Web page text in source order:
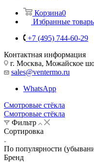
Корзина0
Избранные
+7 (495) 744-60-29
Контактная информация
г. Москва, Можайское
sales@ventermo.ru
WhatsApp
Смотровые стёкла
Смотровые стёкла
Фильтр
Сортировка
По популярности
Бренд